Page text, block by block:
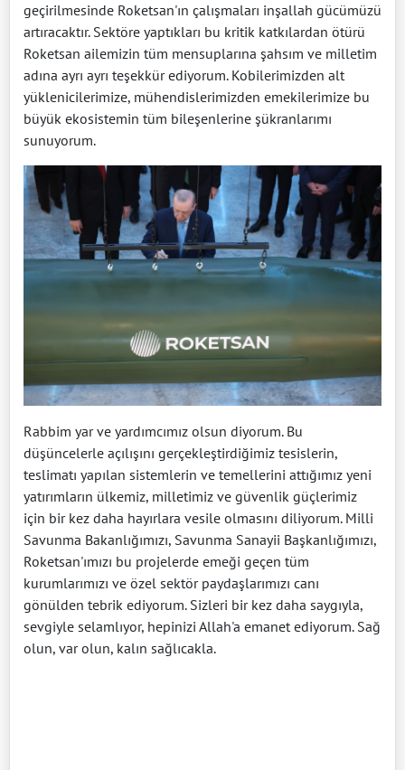
geçirilmesinde Roketsan'ın çalışmaları inşallah gücümüzü
artıracaktır. Sektöre yaptıkları bu kritik katkılardan ötürü
Roketsan ailemizin tüm mensuplarına şahsım ve milletim
adına ayrı ayrı teşekkür ediyorum. Kobilerimizden alt
yüklenicilerimize, mühendislerimizden emekilerimize bu
büyük ekosistemin tüm bileşenlerine şükranlarımı
sunuyorum.
Rabbim yar ve yardımcımız olsun diyorum. Bu
düşüncelerle açılışını gerçekleştirdiğimiz tesislerin,
teslimatı yapılan sistemlerin ve temellerini attığımız yeni
yatırımların ülkemiz, milletimiz ve güvenlik güçlerimiz
için bir kez daha hayırlara vesile olmasını diliyorum. Milli
Savunma Bakanlığımızı, Savunma Sanayii Başkanlığımızı,
Roketsan'ımızı bu projelerde emeği geçen tüm
kurumlarımızı ve özel sektör paydaşlarımızı canı
gönülden tebrik ediyorum. Sizleri bir kez daha saygıyla,
sevgiyle selamlıyor, hepinizi Allah'a emanet ediyorum. Sağ
olun, var olun, kalın sağlıcakla.